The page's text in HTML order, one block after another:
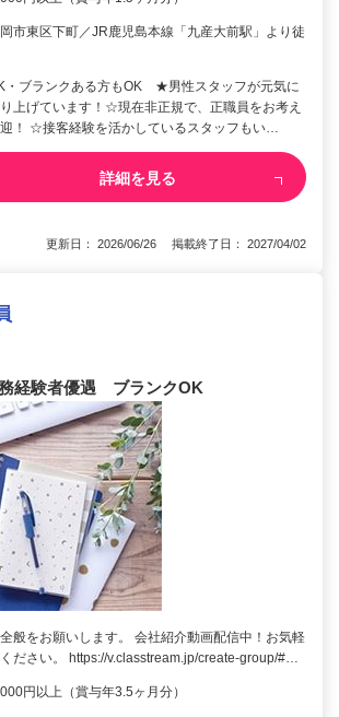
市東区下町／JR鹿児島本線「九産大前駅」より徒
・ブランクある方もOK ★男性スタッフが元気に
上げています！☆現在非正規で、正職員をお考え
！ ☆接客経験を活かしているスタッフもい…
詳細を見る
更新日： 2026/06/26 掲載終了日： 2027/04/02
務経験者優遇 ブランクOK
般をお願いします。 会社紹介動画配信中！お気軽
ださい。 https://v.classtream.jp/create-group/#…
円以上（賞与年3.5ヶ月分）